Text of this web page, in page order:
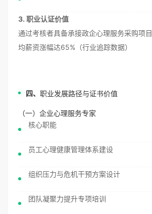
3. 职业认证价值
通过考核者具备承接政企心理服务采购项
均薪资涨幅达65%（行业追踪数据）
四、 职业发展路径与证书价值
（一）企业心理服务专家
核心职能
员工心理健康管理体系建设
组织压力与危机干预方案设计
团队凝聚力提升专项培训